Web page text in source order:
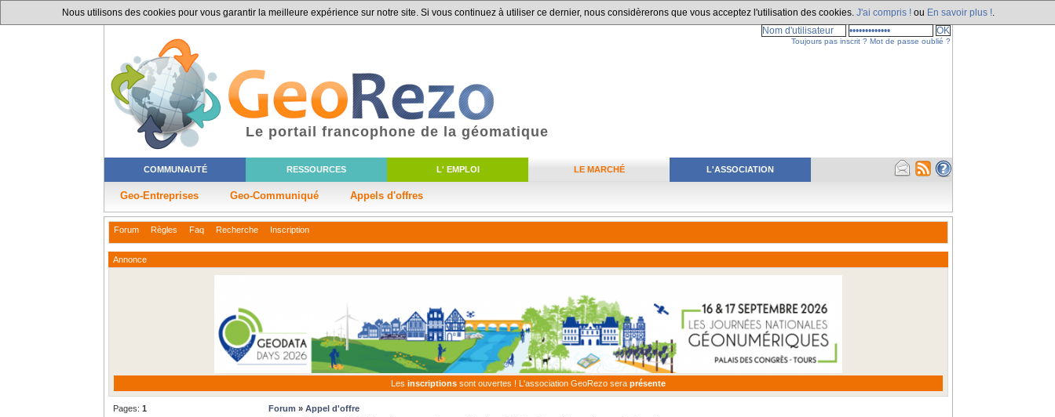
Nous utilisons des cookies pour vous garantir la meilleure expérience sur notre site. Si vous continuez à utiliser ce dernier, nous considèrerons que vous acceptez l'utilisation des cookies. J'ai compris ! ou En savoir plus !
COMMUNAUTÉ RESSOURCES L' EMPLOI LE MARCHÉ L'ASSOCIATION
Geo-Entreprises Geo-Communiqué Appels d'offres
Le portail francophone de la géomatique
Toujours pas inscrit ? Mot de passe oublié ?
Forum Règles Faq Recherche Inscription
Annonce
Les inscriptions sont ouvertes ! L'association GeoRezo sera présente
Pages: 1 Forum » Appel d'offre